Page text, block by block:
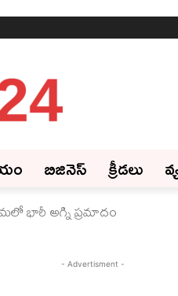
బిజినెస్‌ క్రీడలు
భారీ అగ్ని ప్రమాదం
- Advertisment -